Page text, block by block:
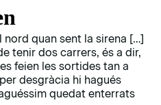
quan sent la sirena […]
tenir dos carrers, és a dir,
feien les sortides tan a
desgràcia hi hagués
quedat enterrats